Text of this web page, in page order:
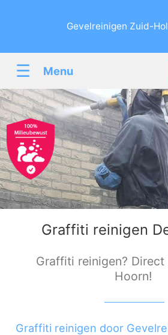
Gevelreinigen Zuid-
☰ Menu
Graffiti reinigen
Graffiti reinigen? Direct
Hoorn!
Graffiti reinigen door